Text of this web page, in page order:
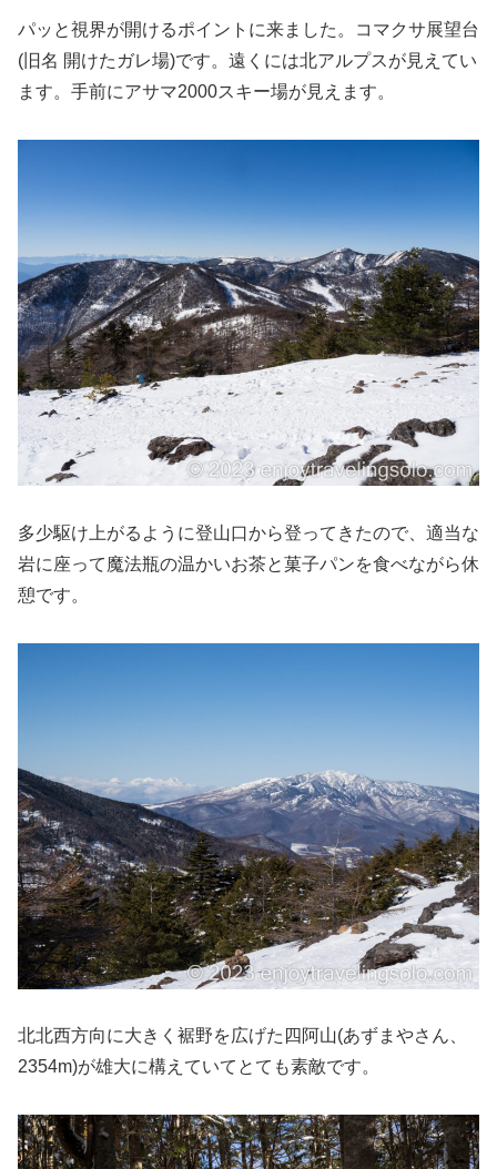
パッと視界が開けるポイントに来ました。コマクサ展望台
(旧名 開けたガレ場)です。遠くには北アルプスが見えてい
ます。手前にアサマ2000スキー場が見えます。
多少駆け上がるように登山口から登ってきたので、適当な
岩に座って魔法瓶の温かいお茶と菓子パンを食べながら休
憩です。
北北西方向に大きく裾野を広げた四阿山(あずまやさん、
2354m)が雄大に構えていてとても素敵です。